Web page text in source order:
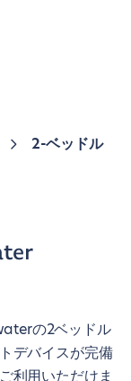
2-ベッドル
の2ベッドル
デバイスが完備
利用いただけま